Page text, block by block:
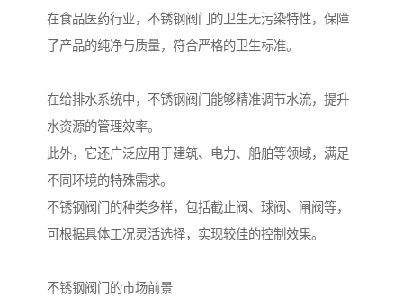
在食品医药行业，不锈钢阀门的卫生无污染特性，保障
了产品的纯净与质量，符合严格的卫生标准。
在给排水系统中，不锈钢阀门能够精准调节水流，提升
水资源的管理效率。
此外，它还广泛应用于建筑、电力、船舶等领域，满足
不同环境的特殊需求。
不锈钢阀门的种类多样，包括截止阀、球阀、闸阀等，
可根据具体工况灵活选择，实现较佳的控制效果。
不锈钢阀门的市场前景